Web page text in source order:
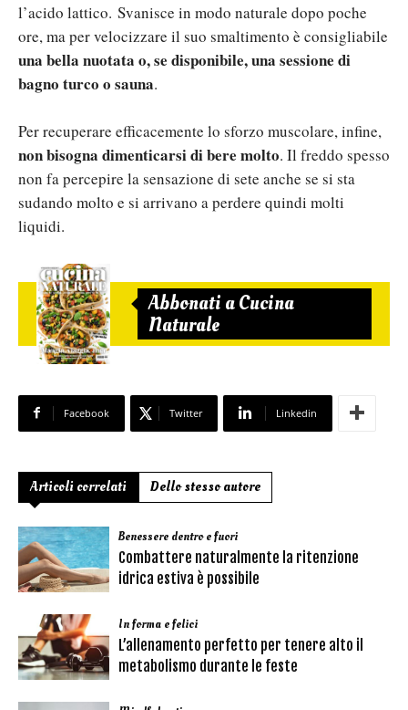
l’acido lattico. Svanisce in modo naturale dopo poche
ore, ma per velocizzare il suo smaltimento è consigliabile
una bella nuotata o, se disponibile, una sessione di
bagno turco o sauna.
Per recuperare efficacemente lo sforzo muscolare, infine,
non bisogna dimenticarsi di bere molto. Il freddo spesso
non fa percepire la sensazione di sete anche se si sta
sudando molto e si arrivano a perdere quindi molti
liquidi.
Abbonati a Cucina
Naturale
Facebook Twitter Linkedin
Articoli correlati Dello stesso autore
Benessere dentro e fuori
Combattere naturalmente la ritenzione
idrica estiva è possibile
In forma e felici
L’allenamento perfetto per tenere alto il
metabolismo durante le feste